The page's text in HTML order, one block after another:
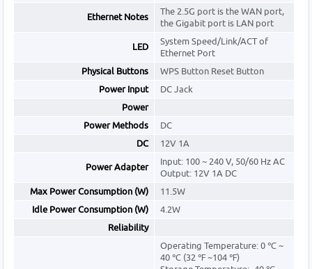
Ethernet Notes
The 2.5G port is the WAN port,
the Gigabit port is LAN port
LED
System Speed/Link/ACT of
Ethernet Port
Physical Buttons
WPS Button Reset Button
Power Input
DC Jack
Power
Power Methods
DC
DC
12V 1A
Power Adapter
Input: 100 ~ 240 V, 50/60 Hz AC
Output: 12V 1A DC
Max Power Consumption (W)
11.5W
Idle Power Consumption (W)
4.2W
Reliability
Operating Temperature: 0 ℃ ~
40 ℃ (32 ℉ ~104 ℉)